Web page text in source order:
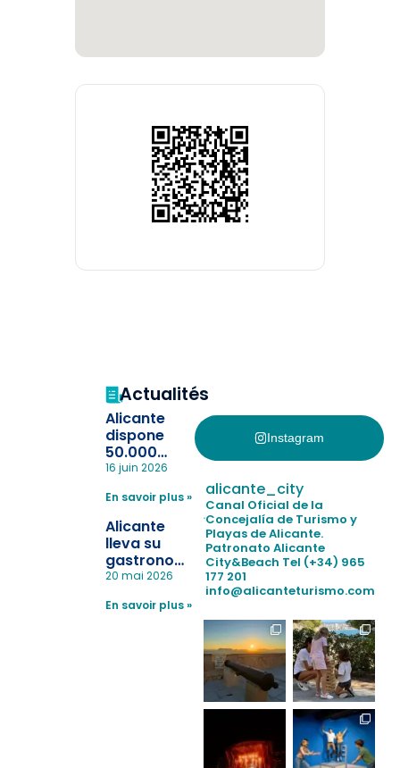
Actualités
Alicante
dispone
50.000
pulseras
la
pérdida de niños
en las
playas y
realiza con
simulacro de socorrismo
16 juin 2026
En savoir plus »
Alicante
lleva su
gastronomía
a Madrid
reforzar el
20 mai 2026
En savoir plus »
Instagram
alicante_city
Canal Oficial de la
Concejalía de Turismo y
Playas de Alicante.
Patronato Alicante
City&Beach Tel (+34) 965
177 201
info@alicanteturismo.com